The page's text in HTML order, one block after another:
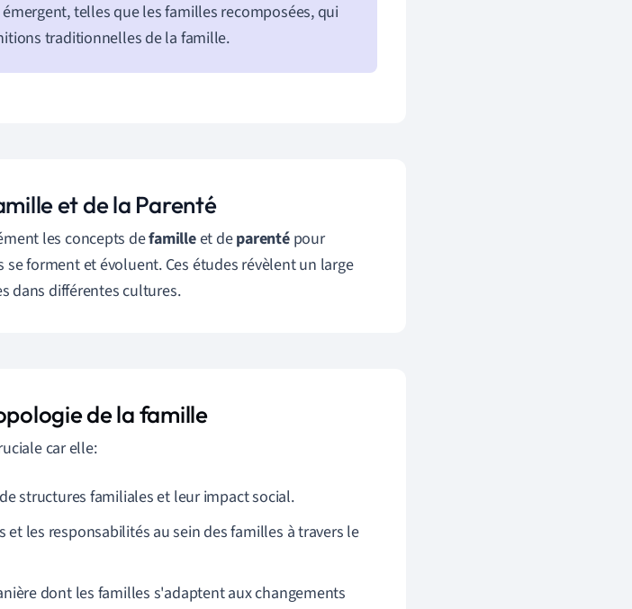
telles que les familles recomposées, qui
traditionnelles de la famille.
et de la Parenté
les concepts defamilleet deparentépour
forment et évoluent. Ces études révèlent un large
dans différentes cultures.
de la famille
car elle:
structures familiales et leur impact social.
les responsabilités au sein des familles à travers le
dont les familles s'adaptent aux changements